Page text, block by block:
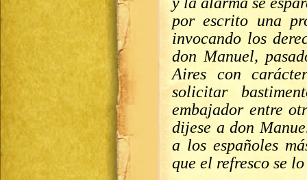
por escrito una
invocando los
don Manuel,
Aires con
solicitar
embajador entre
dijese a don
a los españoles
que el refresco se